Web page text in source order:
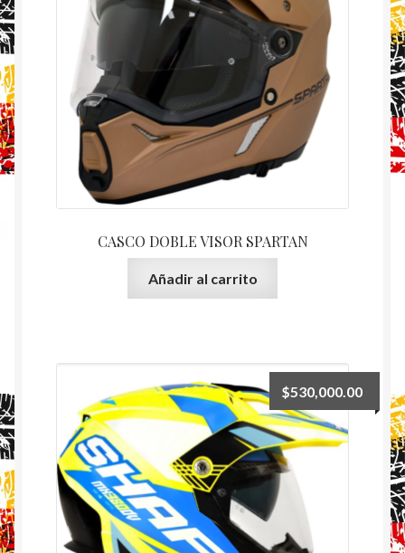
CASCO DOBLE VISOR SPARTAN
Añadir al carrito
$530,000.00